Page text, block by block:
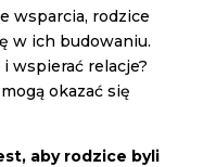
wsparcia, rodzice
w ich budowaniu.
wspierać relacje?
okazać się
aby rodzice byli